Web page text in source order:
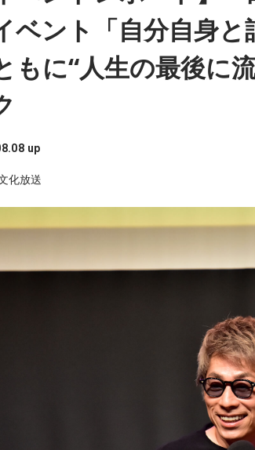
ベント「自分自身
もに“人生の最後に
up
化放送